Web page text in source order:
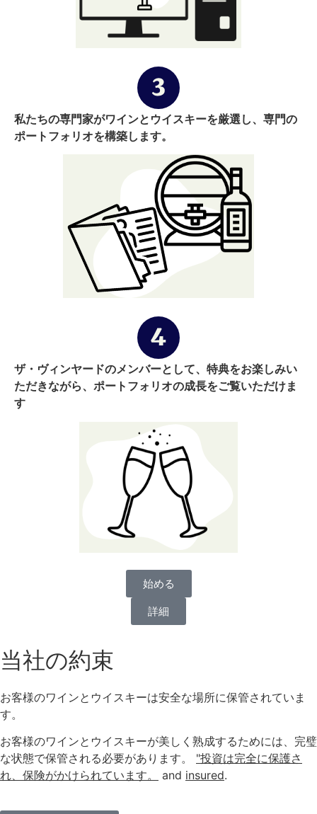
私たちの専門家がワインとウイスキーを厳選し、専門の
ポートフォリオを構築します。
ザ・ヴィンヤードのメンバーとして、特典をお楽しみい
ただきながら、ポートフォリオの成長をご覧いただけま
す
始める
詳細
当社の約束
お客様のワインとウイスキーは安全な場所に保管されていま
す。
お客様のワインとウイスキーが美しく熟成するためには、完璧
な状態で保管される必要があります。 "投資は完全に保護さ
れ、保険がかけられています。
and insured.